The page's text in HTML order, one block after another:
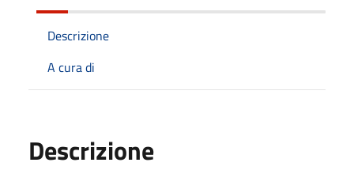
Descrizione
A cura di
Descrizione